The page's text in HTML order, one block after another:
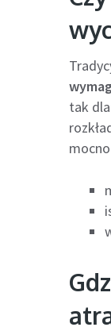
tak